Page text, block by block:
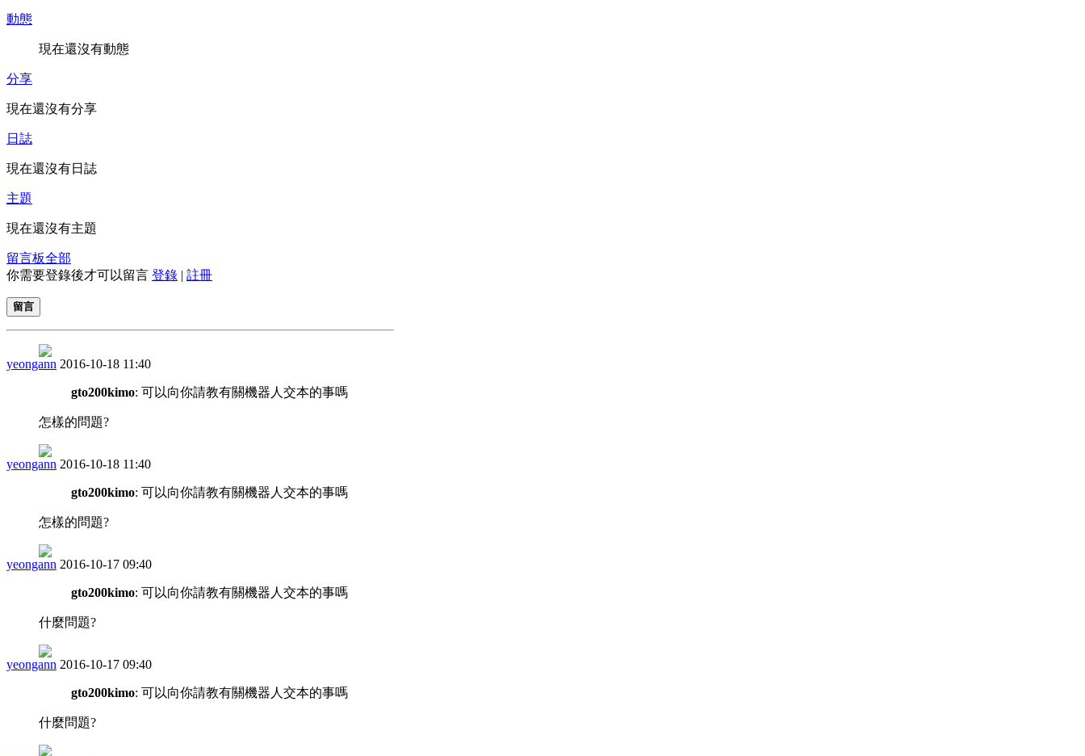
動態
現在還沒有動態
分享
現在還沒有分享
日誌
現在還沒有日誌
主題
現在還沒有主題
留言板全部
你需要登錄後才可以留言 登錄 | 註冊
留言
yeongann 2016-10-18 11:40
gto200kimo: 可以向你請教有關機器人交本的事嗎
怎樣的問題?
yeongann 2016-10-18 11:40
gto200kimo: 可以向你請教有關機器人交本的事嗎
怎樣的問題?
yeongann 2016-10-17 09:40
gto200kimo: 可以向你請教有關機器人交本的事嗎
什麼問題?
yeongann 2016-10-17 09:40
gto200kimo: 可以向你請教有關機器人交本的事嗎
什麼問題?